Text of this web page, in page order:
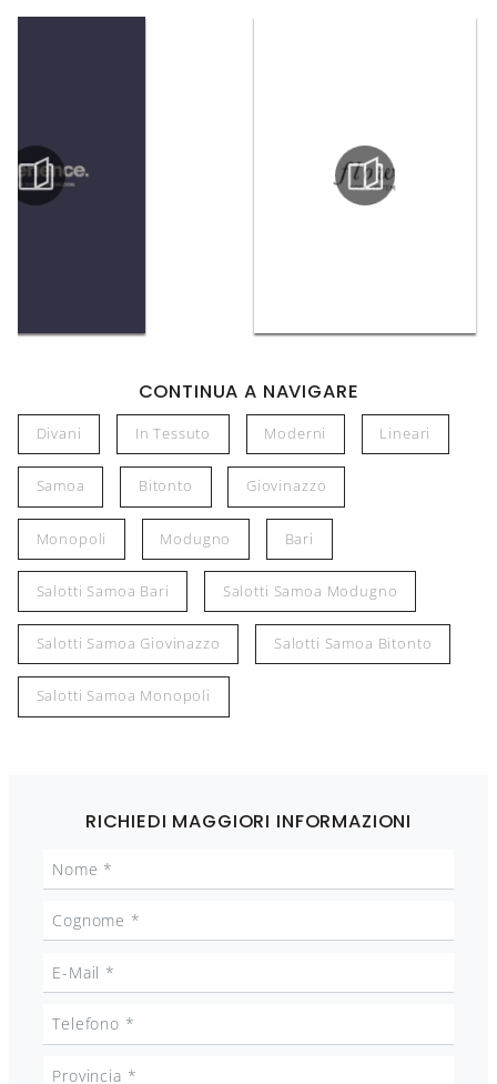
CONTINUA A NAVIGARE
Divani In Tessuto Moderni Lineari
Samoa Bitonto Giovinazzo
Monopoli Modugno Bari
Salotti Samoa Bari Salotti Samoa Modugno
Salotti Samoa Giovinazzo Salotti Samoa Bitonto
Salotti Samoa Monopoli
RICHIEDI MAGGIORI INFORMAZIONI